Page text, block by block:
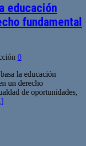
educación
fundamental
0
la educación
un derecho
de oportunidades,